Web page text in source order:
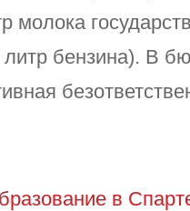
молока
бензина). В
в